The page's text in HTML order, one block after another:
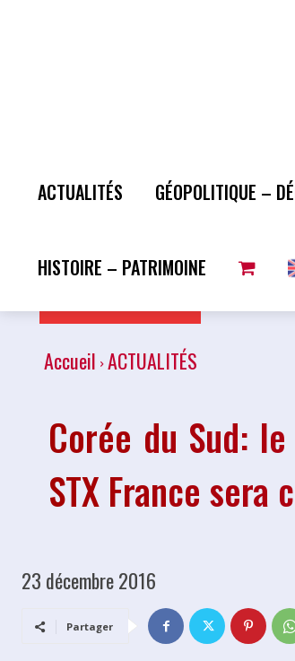
ACTUALITÉS GÉOPOLITIQUE –
HISTOIRE – PATRIMOINE
Accueil ACTUALITÉS
Corée du Sud:
STX France
23 décembre 2016
Partager